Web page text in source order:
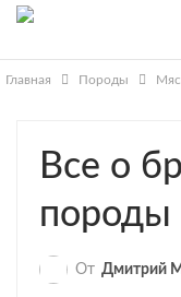
Главная Породы
Все о
породы
От Дмитрий